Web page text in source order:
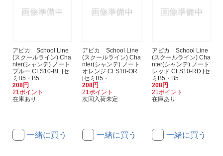
アピカ School Line
(スクールライン) Cha
nter(シャンテ) ノート
ブルー CLS10-BL [セ
ミB5・B5...
208円
21ポイント
在庫あり
一緒に買う
アピカ School Line
(スクールライン) Cha
nter(シャンテ) ノート
オレンジ CLS10-OR
[セミB5・...
208円
21ポイント
次回入荷未定
一緒に買う
アピカ School Line
(スクールライン) Cha
nter(シャンテ) ノート
レッド CLS10-RD [セ
ミB5・B5...
208円
21ポイント
在庫あり
一緒に買う